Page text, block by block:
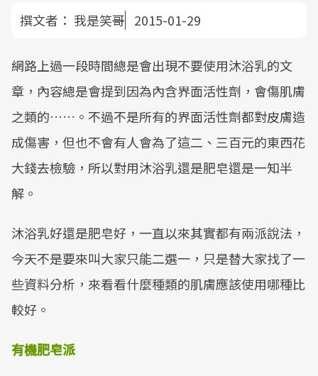
撰文者： 我是笑哥 2015-01-29
網路上過一段時間總是會出現不要使用沐浴乳的文
章，內容總是會提到因為內含界面活性劑，會傷肌膚
之類的……。不過不是所有的界面活性劑都對皮膚造
成傷害，但也不會有人會為了這二、三百元的東西花
大錢去檢驗，所以對用沐浴乳還是肥皂還是一知半
解。
沐浴乳好還是肥皂好，一直以來其實都有兩派說法，
今天不是要來叫大家只能二選一，只是替大家找了一
些資料分析，來看看什麼種類的肌膚應該使用哪種比
較好。
有機肥皂派